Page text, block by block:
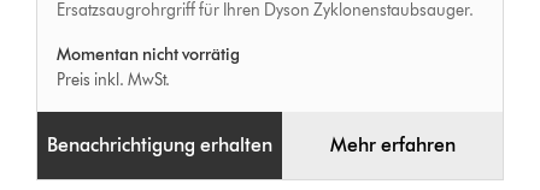
Ersatzsaugrohrgriff für Ihren Dyson Zyklonenstaubsauger.
Momentan nicht vorrätig
Preis inkl. MwSt.
Benachrichtigung erhalten Mehr erfahren